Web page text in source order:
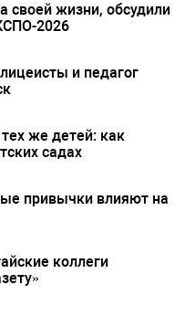
своей жизни, обсудили
2026
и педагог
же детей: как
садах
привычки влияют на
коллеги